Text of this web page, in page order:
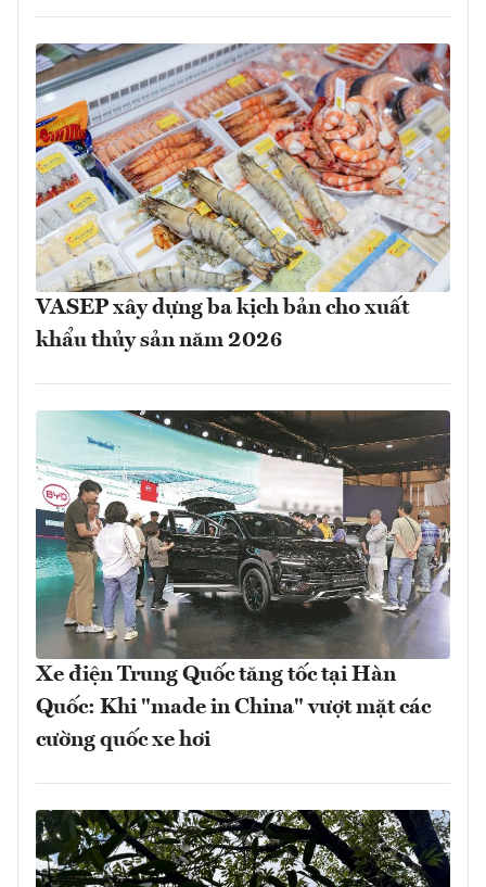
VASEP xây dựng ba kịch bản cho xuất
khẩu thủy sản năm 2026
Xe điện Trung Quốc tăng tốc tại Hàn
Quốc: Khi "made in China" vượt mặt các
cường quốc xe hơi